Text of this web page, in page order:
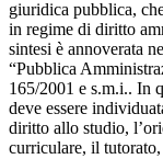
giuridica pubblica,
in regime di diritto
sintesi è annoverata
“Pubblica
165/2001 e s.m.i.. In
deve essere
diritto allo studio,
curriculare, il